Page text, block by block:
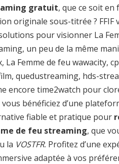
gratuit, que ce soit en
originale sous-titrée ? FFIF
pour visionner La
un peu de la même
La Femme de feu wawacity,
quedustreaming, hds-
encore time2watch pour
vous bénéficiez d’une
fiable et pratique pour
de feu streaming, que
la VOSTFR. Profitez d’une
adaptée à vos